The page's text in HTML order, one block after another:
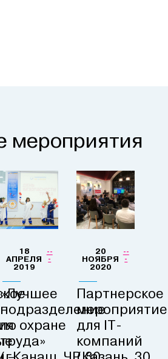
мероприятия
-
18
АПРЕЛЯ
2019
--
-
«Лучшее
подразделение
по охране
труда»
20
НОЯБРЯ
2020
--
-
Партнерское
мероприятие
для IT-
компаний